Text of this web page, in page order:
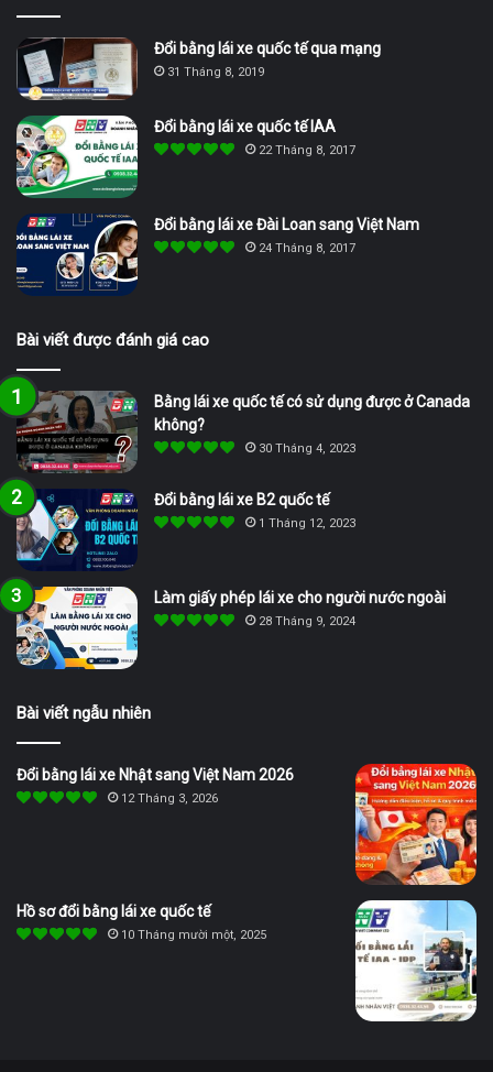
Đổi bằng lái xe quốc tế qua mạng
31 Tháng 8, 2019
Đổi bằng lái xe quốc tế IAA
22 Tháng 8, 2017
Đổi bằng lái xe Đài Loan sang Việt Nam
24 Tháng 8, 2017
Bài viết được đánh giá cao
Bằng lái xe quốc tế có sử dụng được ở Canada
không?
30 Tháng 4, 2023
Đổi bằng lái xe B2 quốc tế
1 Tháng 12, 2023
Làm giấy phép lái xe cho người nước ngoài
28 Tháng 9, 2024
Bài viết ngẫu nhiên
Đổi bằng lái xe Nhật sang Việt Nam 2026
12 Tháng 3, 2026
Hồ sơ đổi bằng lái xe quốc tế
10 Tháng mười một, 2025